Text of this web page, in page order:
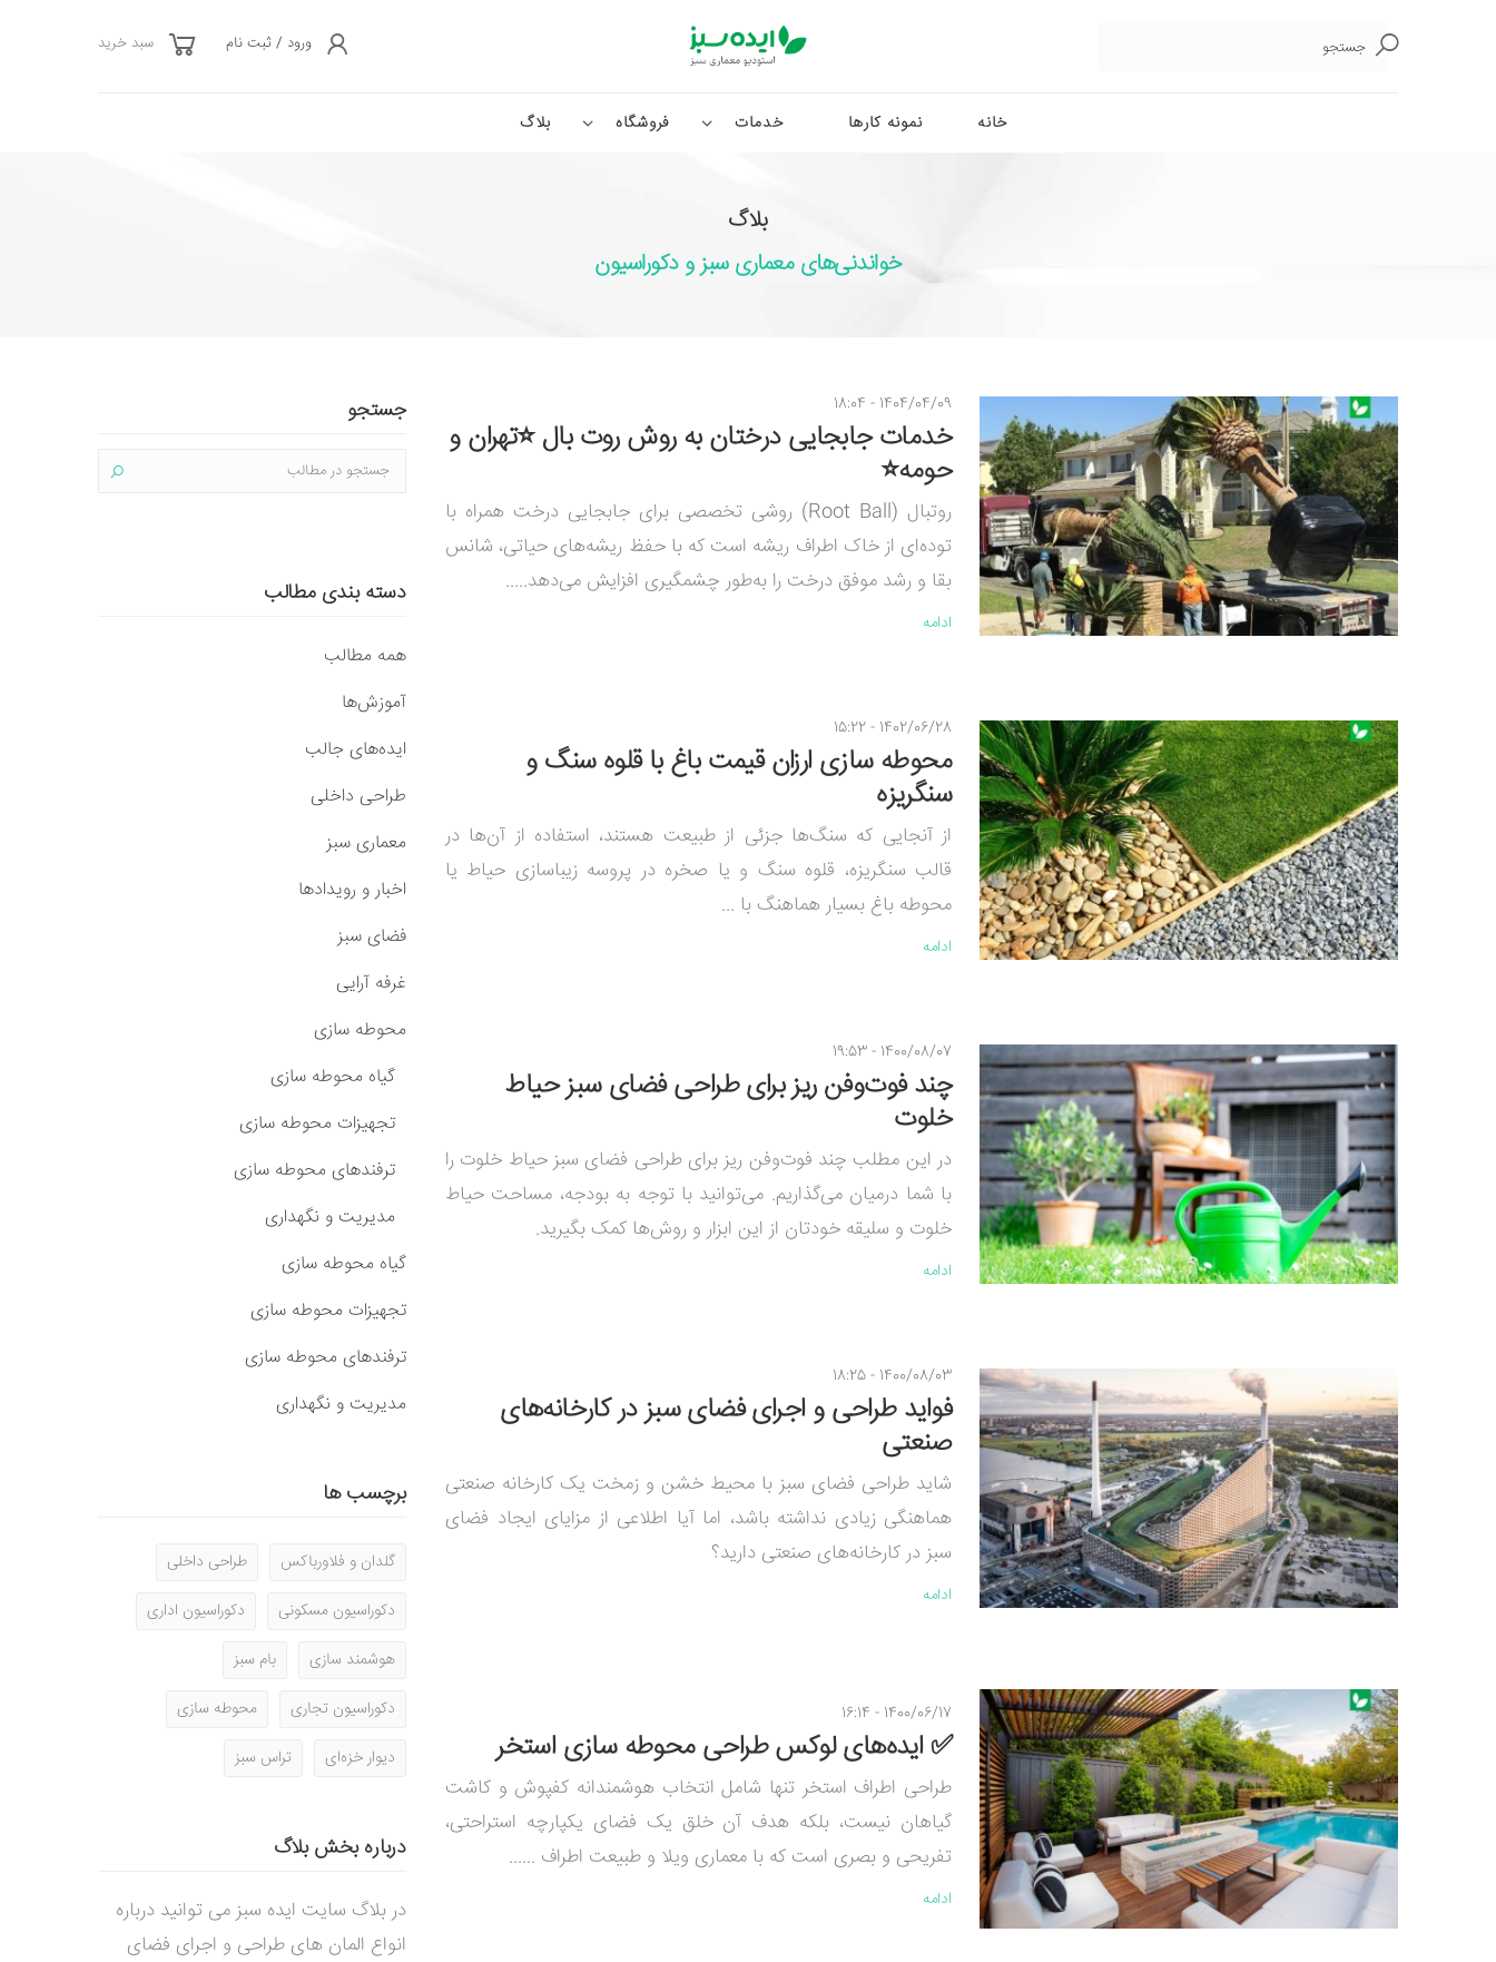
جستجو
ورود / ثبت نام سبد خرید
خانه نمونه کارها خدمات فروشگاه بلاگ
بلاگ
خواندنی‌های معماری سبز و دکوراسیون
1404/04/09 - 18:04
خدمات جابجایی درختان به روش روت بال ⭐تهران و
حومه⭐
روتبال (Root Ball) روشی تخصصی برای جابجایی درخت همراه با
توده‌ای از خاک اطراف ریشه است که با حفظ ریشه‌های حیاتی، شانس
بقا و رشد موفق درخت را به‌طور چشمگیری افزایش می‌دهد.....
ادامه
1402/06/28 - 15:22
محوطه سازی ارزان قیمت باغ با قلوه سنگ و
سنگریزه
از آنجایی که سنگ­‌ها جزئی از طبیعت هستند، استفاده از آن­‌ها در
قالب سنگریزه، قلوه سنگ و یا صخره در پروسه زیباسازی حیاط یا
محوطه باغ بسیار هماهنگ با ...
ادامه
1400/08/07 - 19:53
چند فوت‌وفن ریز برای طراحی فضای سبز حیاط
خلوت
در این مطلب چند فوت‌وفن ریز برای طراحی فضای سبز حیاط خلوت را
با شما درمیان می‌گذاریم. می‌توانید با توجه به بودجه، مساحت حیاط
خلوت و سلیقه خودتان از این ابزار و روش‌ها کمک بگیرید.
ادامه
1400/08/03 - 18:25
فواید طراحی و اجرای فضای سبز در کارخانه‌های
صنعتی
شاید طراحی فضای سبز با محیط خشن و زمخت یک کارخانه صنعتی
هماهنگی زیادی نداشته باشد، اما آیا اطلاعی از مزایای ایجاد فضای
سبز در کارخانه‌های صنعتی دارید؟
ادامه
1400/06/17 - 16:14
✅ ایده‌های لوکس طراحی محوطه سازی استخر
طراحی اطراف استخر تنها شامل انتخاب هوشمندانه کفپوش و کاشت
گیاهان نیست، بلکه هدف آن خلق یک فضای یکپارچه استراحتی،
تفریحی و بصری است که با معماری ویلا و طبیعت اطراف ......
ادامه
جستجو
دسته بندی مطالب
همه مطالب
آموزش‌ها
ایده‌های جالب
طراحی داخلی
معماری سبز
اخبار و رویدادها
فضای سبز
غرفه آرایی
محوطه سازی
گیاه محوطه سازی
تجهیزات محوطه سازی
ترفندهای محوطه سازی
مدیریت و نگهداری
گیاه محوطه سازی
تجهیزات محوطه سازی
ترفندهای محوطه سازی
مدیریت و نگهداری
برچسب ها
گلدان و فلاورباکس
طراحی داخلی
دکوراسیون مسکونی
دکوراسیون اداری
هوشمند سازی
بام سبز
دکوراسیون تجاری
محوطه سازی
دیوار خزه‌ای
تراس سبز
درباره بخش بلاگ
در بلاگ سایت ایده سبز می توانید درباره
انواع المان های طراحی و اجرای فضای